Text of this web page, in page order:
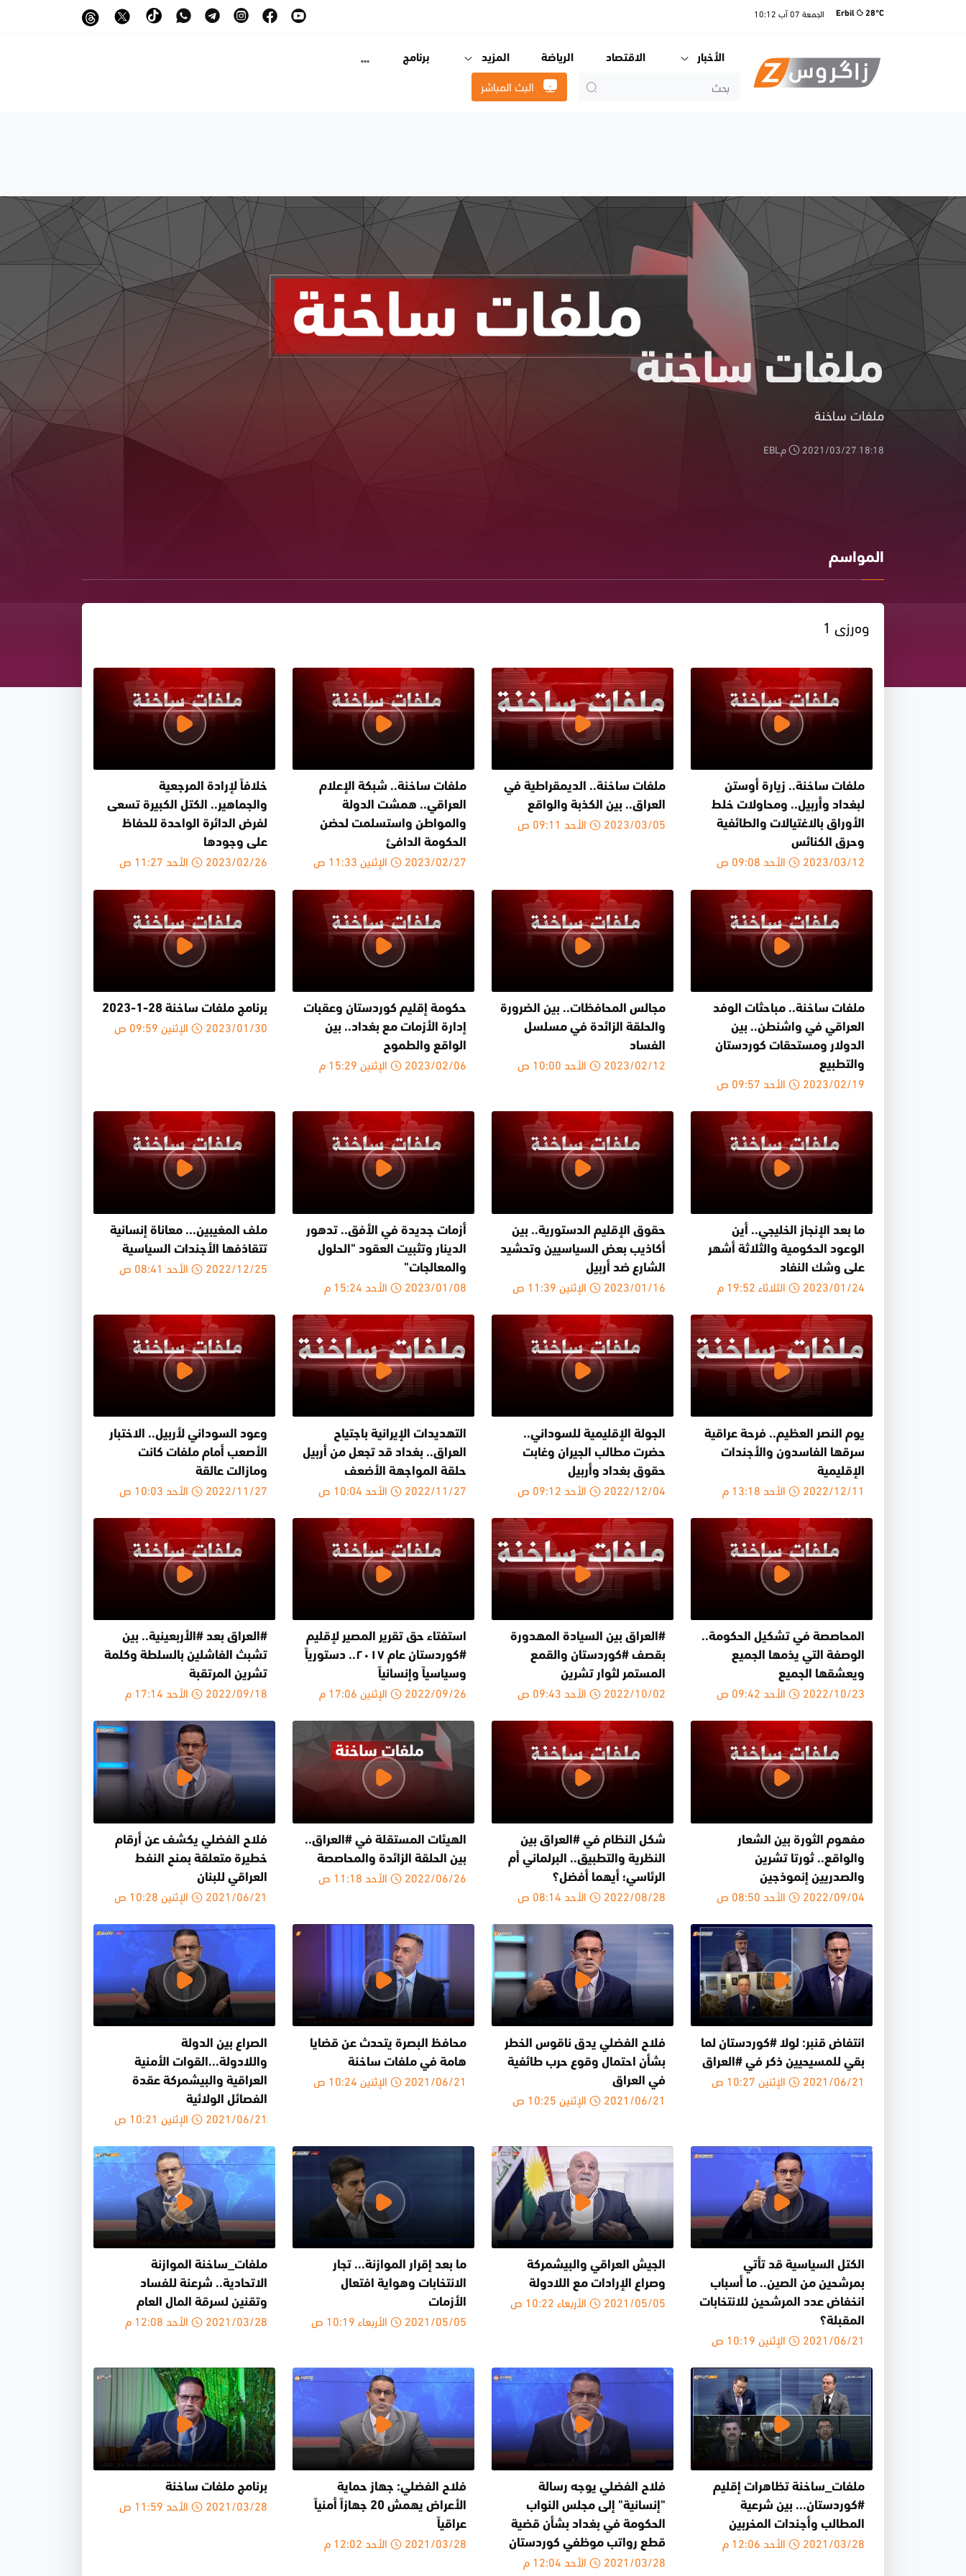
Erbil 28°C الجمعة 07 آب 10:12
الأخبار الاقتصاد الرياضة المزيد برنامج
البث المباشر
ملفات ساخنة
ملفات ساخنة
2021/03/27 18:18 مEBL
المواسم
وەرزی 1
ملفات ساخنة.. زيارة أوستن
لبغداد وأربيل.. ومحاولات خلط
الأوراق بالاغتيالات والطائفية
وحرق الكنائس
2023/03/12 الأحد 09:08 ص
ملفات ساخنة.. الديمقراطية في
العراق.. بين الكذبة والواقع
2023/03/05 الأحد 09:11 ص
ملفات ساخنة.. شبكة الإعلام
العراقي.. همشت الدولة
والمواطن واستسلمت لحضن
الحكومة الدافئ
2023/02/27 الإثنين 11:33 ص
خلافاً لإرادة المرجعية
والجماهير.. الكتل الكبيرة تسعى
لفرض الدائرة الواحدة للحفاظ
على وجودها
2023/02/26 الأحد 11:27 ص
ملفات ساخنة.. مباحثات الوفد
العراقي في واشنطن.. بين
الدولار ومستحقات كوردستان
والتطبيع
2023/02/19 الأحد 09:57 ص
مجالس المحافظات.. بين الضرورة
والحلقة الزائدة في مسلسل
الفساد
2023/02/12 الأحد 10:00 ص
حكومة إقليم كوردستان وعقبات
إدارة الأزمات مع بغداد.. بين
الواقع والطموح
2023/02/06 الإثنين 15:29 م
برنامج ملفات ساخنة 28-1-2023
2023/01/30 الإثنين 09:59 ص
ما بعد الإنجاز الخليجي.. أين
الوعود الحكومية والثلاثة أشهر
على وشك النفاد
2023/01/24 الثلاثاء 19:52 م
حقوق الإقليم الدستورية.. بين
أكاذيب بعض السياسيين وتحشيد
الشارع ضد أربيل
2023/01/16 الإثنين 11:39 ص
أزمات جديدة في الأفق.. تدهور
الدينار وتثبيت العقود "الحلول
والمعالجات"
2023/01/08 الأحد 15:24 م
ملف المغيبين... معاناة إنسانية
تتقاذفها الأجندات السياسية
2022/12/25 الأحد 08:41 ص
يوم النصر العظيم.. فرحة عراقية
سرقها الفاسدون والأجندات
الإقليمية
2022/12/11 الأحد 13:18 م
الجولة الإقليمية للسوداني..
حضرت مطالب الجيران وغابت
حقوق بغداد وأربيل
2022/12/04 الأحد 09:12 ص
التهديدات الإيرانية باجتياح
العراق.. بغداد قد تجعل من أربيل
حلقة المواجهة الأضعف
2022/11/27 الأحد 10:04 ص
وعود السوداني لأربيل.. الاختبار
الأصعب أمام ملفات كانت
ومازالت عالقة
2022/11/27 الأحد 10:03 ص
المحاصصة في تشكيل الحكومة..
الوصفة التي يذمها الجميع
ويعشقها الجميع
2022/10/23 الأحد 09:42 ص
#العراق بين السيادة المهدورة
بقصف #كوردستان والقمع
المستمر لثوار تشرين
2022/10/02 الأحد 09:43 ص
استفتاء حق تقرير المصير لإقليم
#كوردستان عام ٢٠١٧.. دستورياً
وسياسياً وإنسانياً
2022/09/26 الإثنين 17:06 م
#العراق بعد #الأربعينية.. بين
تشبث الفاشلين بالسلطة وكلمة
تشرين المرتقبة
2022/09/18 الأحد 17:14 م
مفهوم الثورة بين الشعار
والواقع.. ثورتا تشرين
والصدريين إنموذجين
2022/09/04 الأحد 08:50 ص
شكل النظام في #العراق بين
النظرية والتطبيق.. البرلماني أم
الرئاسي؛ أيهما أفضل؟
2022/08/28 الأحد 08:14 ص
الهيئات المستقلة في #العراق..
بين الحلقة الزائدة والمحاصصة
2022/06/26 الأحد 11:18 ص
فلاح الفضلي يكشف عن أرقام
خطيرة متعلقة بمنح النفط
العراقي للبنان
2021/06/21 الإثنين 10:28 ص
انتفاض قنبر: لولا #كوردستان لما
بقي للمسيحيين ذكر في #العراق
2021/06/21 الإثنين 10:27 ص
فلاح الفضلي يدق ناقوس الخطر
بشأن احتمال وقوع حرب طائفية
في العراق
2021/06/21 الإثنين 10:25 ص
محافظ البصرة يتحدث عن قضايا
هامة في ملفات ساخنة
2021/06/21 الإثنين 10:24 ص
الصراع بين الدولة
واللادولة...القوات الأمنية
العراقية والبيشمركة عقدة
الفصائل الولائية
2021/06/21 الإثنين 10:21 ص
الكتل السياسية قد تأتي
بمرشحين من الصين.. ما أسباب
انخفاض عدد المرشحين للانتخابات
المقبلة؟
2021/06/21 الإثنين 10:19 ص
الجيش العراقي والبيشمركة
وصراع الإرادات مع اللادولة
2021/05/05 الأربعاء 10:22 ص
ما بعد إقرار الموازنة... تجار
الانتخابات وهواية افتعال
الأزمات
2021/05/05 الأربعاء 10:19 ص
ملفات_ساخنة الموازنة
الاتحادية.. شرعنة للفساد
وتقنين لسرقة المال العام
2021/03/28 الأحد 12:08 م
ملفات_ساخنة تظاهرات إقليم
#كوردستان... بين شرعية
المطالب وأجندات المخربين
2021/03/28 الأحد 12:06 م
فلاح الفضلي يوجه رسالة
"إنسانية" إلى مجلس النواب
الحكومة في بغداد بشأن قضية
قطع رواتب موظفي كوردستان
2021/03/28 الأحد 12:04 م
فلاح الفضلي: جهاز حماية
الأعراض يهمش 20 جهازاً أمنياً
عراقياً
2021/03/28 الأحد 12:02 م
برنامج ملفات ساخنة
2021/03/28 الأحد 11:59 ص